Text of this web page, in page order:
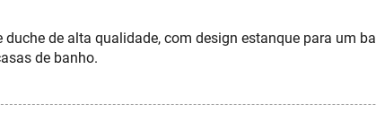
duche de alta qualidade, com design estanque para um
de banho.